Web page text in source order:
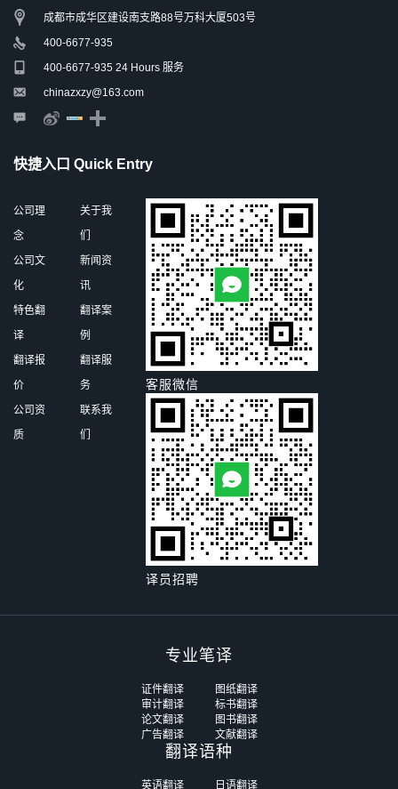
成都市成华区建设南支路88号万科大厦503号
400-6677-935
400-6677-935 24 Hours 服务
chinazxzy@163.com
快捷入口 Quick Entry
公司理
念
公司文
化
特色翻
译
翻译报
价
公司资
质
关于我
们
新闻资
讯
翻译案
例
翻译服
务
联系我
们
客服微信
译员招聘
专业笔译
证件翻译
图纸翻译
审计翻译
标书翻译
论文翻译
图书翻译
广告翻译
文献翻译
翻译语种
英语翻译 日语翻译